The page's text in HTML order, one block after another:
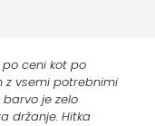
ceni kot po
z vsemi potrebnimi
barvo je zelo
držanje. Hitka